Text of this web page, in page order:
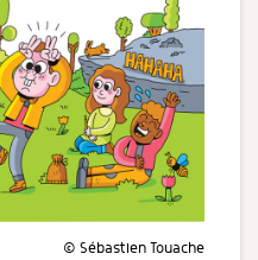
© Sébastien Touache